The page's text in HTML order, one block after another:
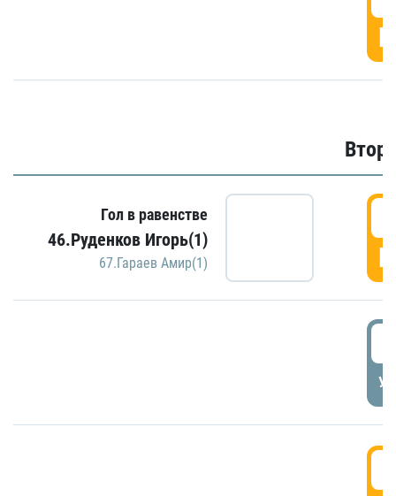
Гол в равенстве
46.Руденков Игорь(1)
67.Гараев Амир(1)